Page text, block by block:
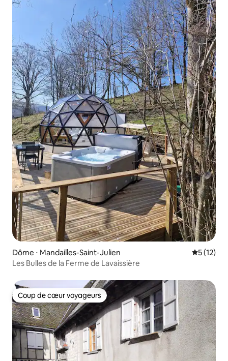
Dôme ⋅ Mandailles-Saint-Julien
5 (12)
Les Bulles de la Ferme de Lavaissière
Coup de cœur voyageurs
Coup de cœur voyageurs